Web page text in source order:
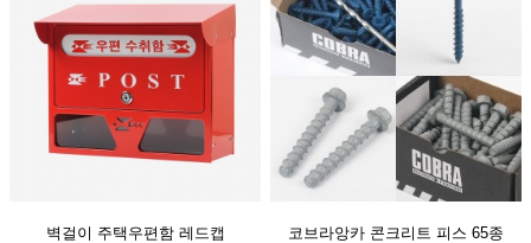
벽걸이 주택우편함 레드캡 코브라앙카 콘크리트 피스 65종